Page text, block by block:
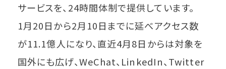
サービスを、24時間体制で提供しています。
1月20日から2月10日までに延べアクセス数
が11.1億人になり、直近4月8日からは対象を
国外にも広げ、WeChat、LinkedIn、Twitter